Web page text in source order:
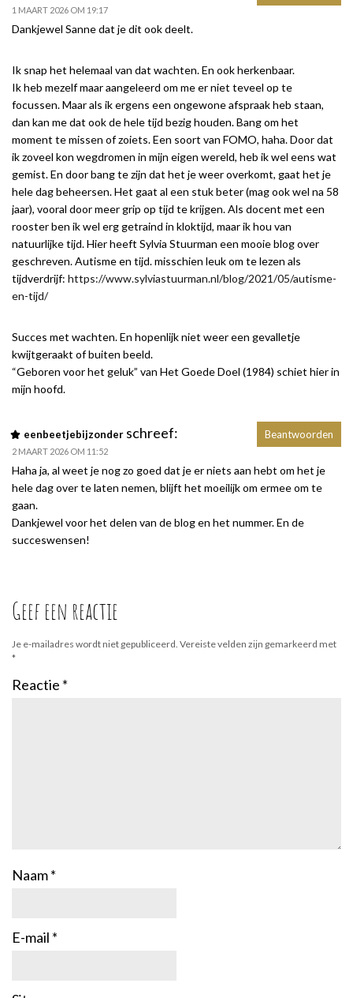
1 MAART 2026 OM 19:17
Dankjewel Sanne dat je dit ook deelt.
Ik snap het helemaal van dat wachten. En ook herkenbaar.
Ik heb mezelf maar aangeleerd om me er niet teveel op te
focussen. Maar als ik ergens een ongewone afspraak heb staan,
dan kan me dat ook de hele tijd bezig houden. Bang om het
moment te missen of zoiets. Een soort van FOMO, haha. Door dat
ik zoveel kon wegdromen in mijn eigen wereld, heb ik wel eens wat
gemist. En door bang te zijn dat het je weer overkomt, gaat het je
hele dag beheersen. Het gaat al een stuk beter (mag ook wel na 58
jaar), vooral door meer grip op tijd te krijgen. Als docent met een
rooster ben ik wel erg getraind in kloktijd, maar ik hou van
natuurlijke tijd. Hier heeft Sylvia Stuurman een mooie blog over
geschreven. Autisme en tijd. misschien leuk om te lezen als
tijdverdrijf: https://www.sylviastuurman.nl/blog/2021/05/autisme-
en-tijd/
Succes met wachten. En hopenlijk niet weer een gevalletje
kwijtgeraakt of buiten beeld.
“Geboren voor het geluk” van Het Goede Doel (1984) schiet hier in
mijn hoofd.
eenbeetjebijzonder schreef:
2 MAART 2026 OM 11:52
Haha ja, al weet je nog zo goed dat je er niets aan hebt om het je
hele dag over te laten nemen, blijft het moeilijk om ermee om te
gaan.
Dankjewel voor het delen van de blog en het nummer. En de
succeswensen!
Beantwoorden
Geef een reactie
Je e-mailadres wordt niet gepubliceerd. Vereiste velden zijn gemarkeerd met
*
Reactie *
Naam*
E-mail *